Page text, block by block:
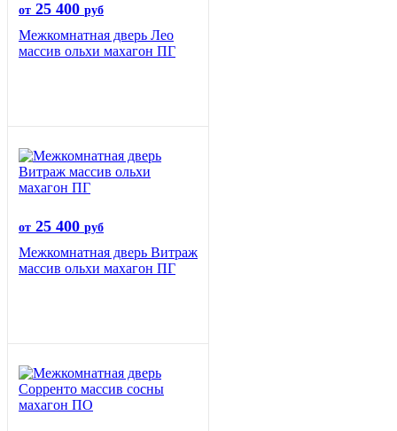
от 25 400 руб
Межкомнатная дверь Лео
массив ольхи махагон ПГ
от 25 400 руб
Межкомнатная дверь Витраж
массив ольхи махагон ПГ